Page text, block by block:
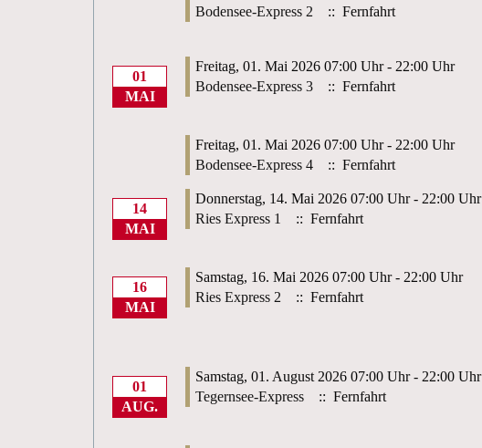
Bodensee-Express 2
:: Fernfahrt
01
MAI
Freitag, 01. Mai 2026 07:00 Uhr - 22:00 Uhr
Bodensee-Express 3
:: Fernfahrt
Freitag, 01. Mai 2026 07:00 Uhr - 22:00 Uhr
Bodensee-Express 4
:: Fernfahrt
14
MAI
Donnerstag, 14. Mai 2026 07:00 Uhr - 22:00 Uhr
Ries Express 1
:: Fernfahrt
16
MAI
Samstag, 16. Mai 2026 07:00 Uhr - 22:00 Uhr
Ries Express 2
:: Fernfahrt
01
AUG.
Samstag, 01. August 2026 07:00 Uhr - 22:00 Uhr
Tegernsee-Express
:: Fernfahrt